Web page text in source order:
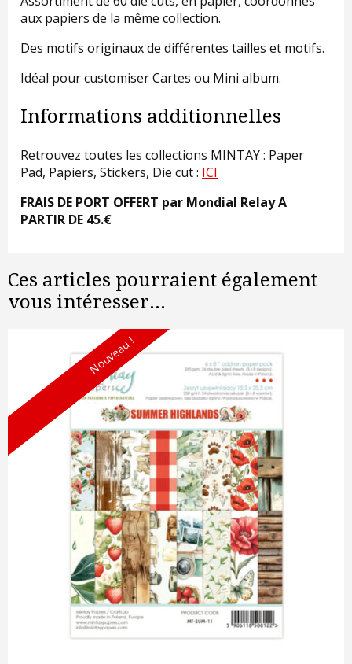
aux papiers de la même collection.
Des motifs originaux de différentes tailles et motifs.
Idéal pour customiser Cartes ou Mini album.
Informations additionnelles
Retrouvez toutes les collections MINTAY : Paper
Pad, Papiers, Stickers, Die cut : ICI
FRAIS DE PORT OFFERT par Mondial Relay A
PARTIR DE 45.€
Ces articles pourraient également
vous intéresser...
Nouveau !